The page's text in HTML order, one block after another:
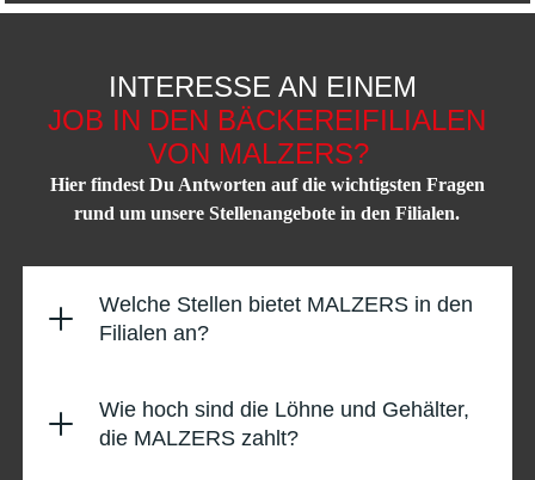
INTERESSE AN EINEM
JOB IN DEN BÄCKEREIFILIALEN
VON MALZERS?
Hier findest Du Antworten auf die wichtigsten Fragen
rund um unsere Stellenangebote in den Filialen.
Welche Stellen bietet MALZERS in den
Filialen an?
Wie hoch sind die Löhne und Gehälter,
die MALZERS zahlt?